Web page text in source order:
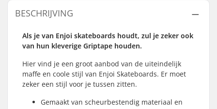
BESCHRIJVING
Als je van Enjoi skateboards houdt, zul je zeker ook
van hun kleverige Griptape houden.
Hier vind je een groot aanbod van de uiteindelijk
maffe en coole stijl van Enjoi Skateboards. Er moet
zeker een stijl voor je tussen zitten.
Gemaakt van scheurbestendig materiaal en